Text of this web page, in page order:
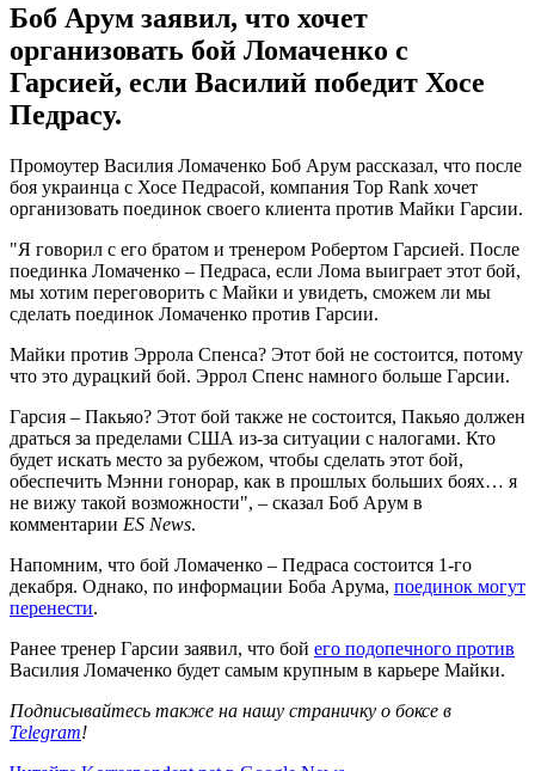
Боб Арум заявил, что хочет
организовать бой Ломаченко с
Гарсией, если Василий победит Хосе
Педрасу.
Промоутер Василия Ломаченко Боб Арум рассказал, что после
боя украинца с Хосе Педрасой, компания Top Rank хочет
организовать поединок своего клиента против Майки Гарсии.
"Я говорил с его братом и тренером Робертом Гарсией. После
поединка Ломаченко – Педраса, если Лома выиграет этот бой,
мы хотим переговорить с Майки и увидеть, сможем ли мы
сделать поединок Ломаченко против Гарсии.
Майки против Эррола Спенса? Этот бой не состоится, потому
что это дурацкий бой. Эррол Спенс намного больше Гарсии.
Гарсия – Пакьяо? Этот бой также не состоится, Пакьяо должен
драться за пределами США из-за ситуации с налогами. Кто
будет искать место за рубежом, чтобы сделать этот бой,
обеспечить Мэнни гонорар, как в прошлых больших боях… я
не вижу такой возможности", – сказал Боб Арум в
комментарии ES News.
Напомним, что бой Ломаченко – Педраса состоится 1-го
декабря. Однако, по информации Боба Арума, поединок могут
перенести.
Ранее тренер Гарсии заявил, что бой его подопечного против
Василия Ломаченко будет самым крупным в карьере Майки.
Подписывайтесь также на нашу страничку о боксе в
Telegram!